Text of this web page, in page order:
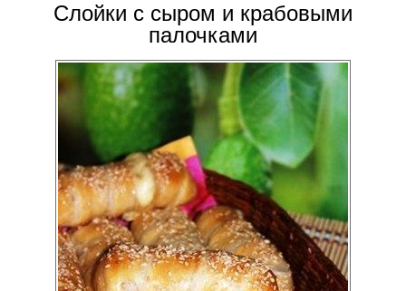
Слойки с сыром и крабовыми
палочками